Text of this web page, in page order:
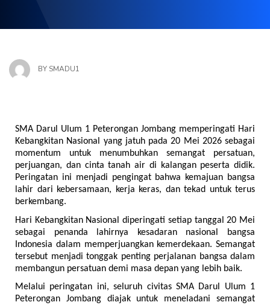
BY SMADU1
SMA Darul Ulum 1 Peterongan Jombang memperingati Hari
Kebangkitan Nasional yang jatuh pada 20 Mei 2026 sebagai
momentum untuk menumbuhkan semangat persatuan,
perjuangan, dan cinta tanah air di kalangan peserta didik.
Peringatan ini menjadi pengingat bahwa kemajuan bangsa
lahir dari kebersamaan, kerja keras, dan tekad untuk terus
berkembang.
Hari Kebangkitan Nasional diperingati setiap tanggal 20 Mei
sebagai penanda lahirnya kesadaran nasional bangsa
Indonesia dalam memperjuangkan kemerdekaan. Semangat
tersebut menjadi tonggak penting perjalanan bangsa dalam
membangun persatuan demi masa depan yang lebih baik.
Melalui peringatan ini, seluruh civitas SMA Darul Ulum 1
Peterongan Jombang diajak untuk meneladani semangat